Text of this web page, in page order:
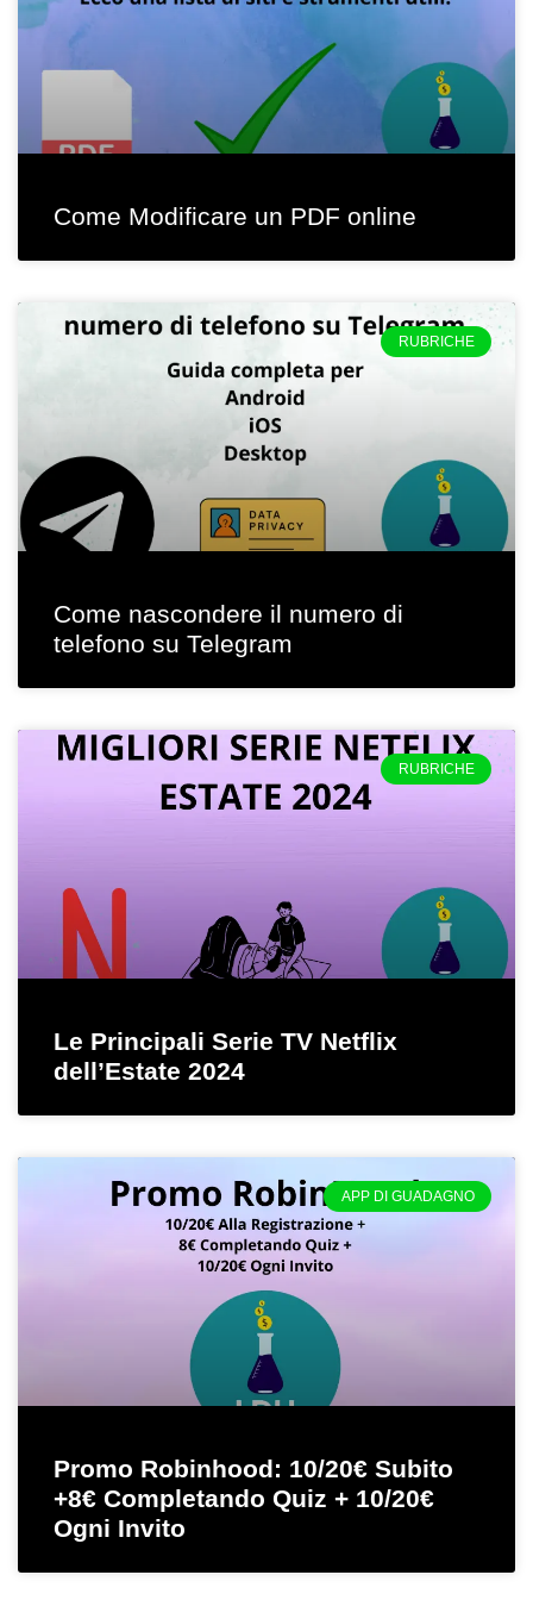
Come Modificare un PDF online
RUBRICHE
Come nascondere il numero di
telefono su Telegram
RUBRICHE
Le Principali Serie TV Netflix
dell’Estate 2024
APP DI GUADAGNO
Promo Robinhood: 10/20€ Subito
+8€ Completando Quiz + 10/20€
Ogni Invito